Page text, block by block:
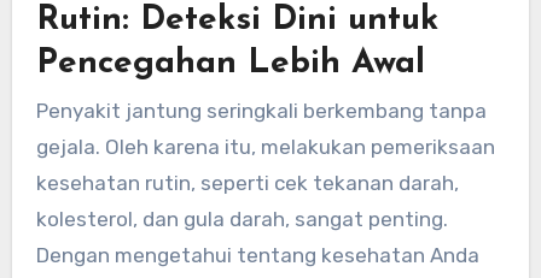
Rutin: Deteksi Dini untuk
Pencegahan Lebih Awal
Penyakit jantung seringkali berkembang tanpa
gejala. Oleh karena itu, melakukan pemeriksaan
kesehatan rutin, seperti cek tekanan darah,
kolesterol, dan gula darah, sangat penting.
Dengan mengetahui tentang kesehatan Anda